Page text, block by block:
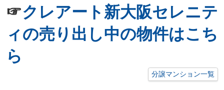
☞クレアート新大阪セレニテ
ィの売り出し中の物件はこち
ら
分譲マンション一覧